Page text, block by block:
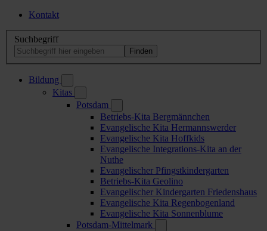
Kontakt
Suchbegriff
Bildung
Kitas
Potsdam
Betriebs-Kita Bergmännchen
Evangelische Kita Hermannswerder
Evangelische Kita Hoffkids
Evangelische Integrations-Kita an der
Nuthe
Evangelischer Pfingstkindergarten
Betriebs-Kita Geolino
Evangelischer Kindergarten Friedenshaus
Evangelische Kita Regenbogenland
Evangelische Kita Sonnenblume
Potsdam-Mittelmark